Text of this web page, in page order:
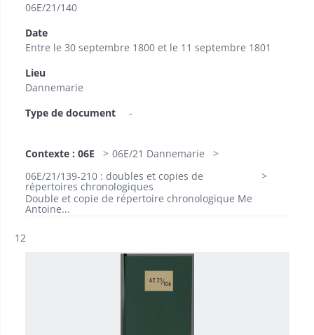
06E/21/140
Date
Entre le 30 septembre 1800 et le 11 septembre 1801
Lieu
Dannemarie
Type de document
-
Contexte : 06E
06E/21 Dannemarie
06E/21/139-210 : doubles et copies de
répertoires chronologiques
Double et copie de répertoire chronologique Me
Antoine...
Résultat n°
12